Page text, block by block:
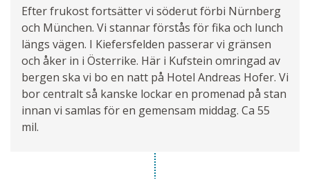
Efter frukost fortsätter vi söderut förbi Nürnberg
och München. Vi stannar förstås för fika och lunch
längs vägen. I Kiefersfelden passerar vi gränsen
och åker in i Österrike. Här i Kufstein omringad av
bergen ska vi bo en natt på Hotel Andreas Hofer. Vi
bor centralt så kanske lockar en promenad på stan
innan vi samlas för en gemensam middag. Ca 55
mil.